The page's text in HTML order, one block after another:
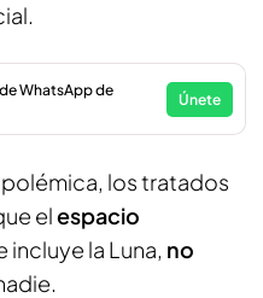
WhatsApp de
Únete
los tratados
elespacio
incluye la Luna, no